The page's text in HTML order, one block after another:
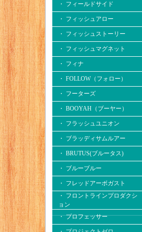
・ フィールドサイド
・ フィッシュアロー
・ フィッシュストーリー
・ フィッシュマグネット
・ フィナ
・ FOLLOW（フォロー）
・ フーターズ
・ BOOYAH（ブーヤー）
・ フラッシュユニオン
・ ブラッディサムルアー
・ BRUTUS(ブルータス)
・ ブルーブルー
・ フレッドアーボガスト
・ フロントラインプロダクシ
ョン
・ プロフェッサー